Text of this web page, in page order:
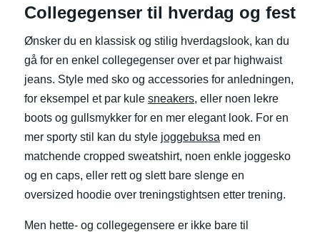
Collegegenser til hverdag og fest
Ønsker du en klassisk og stilig hverdagslook, kan du
gå for en enkel collegegenser over et par highwaist
jeans. Style med sko og accessories for anledningen,
for eksempel et par kule sneakers, eller noen lekre
boots og gullsmykker for en mer elegant look. For en
mer sporty stil kan du style joggebuksa med en
matchende cropped sweatshirt, noen enkle joggesko
og en caps, eller rett og slett bare slenge en
oversized hoodie over treningstightsen etter trening.
Men hette- og collegegensere er ikke bare til